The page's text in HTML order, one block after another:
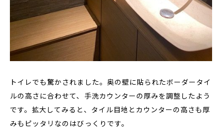
トイレでも驚かされました。奥の壁に貼られたボーダータイ
ルの高さに合わせて、手洗カウンターの厚みを調整したよう
です。拡大してみると、タイル目地とカウンターの高さも厚
みもピッタリなのはびっくりです。